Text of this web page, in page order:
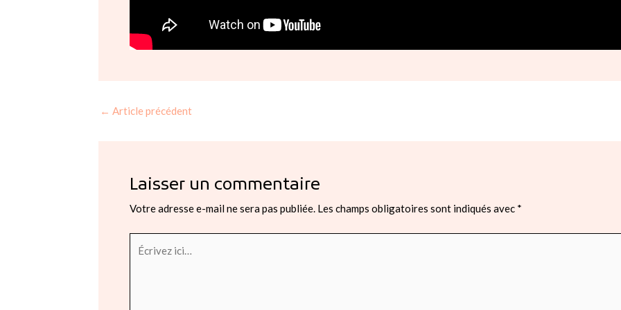
← Article précédent
Laisser un commentaire
Votre adresse e-mail ne sera pas publiée. Les champs obligatoires sont indiqués avec *